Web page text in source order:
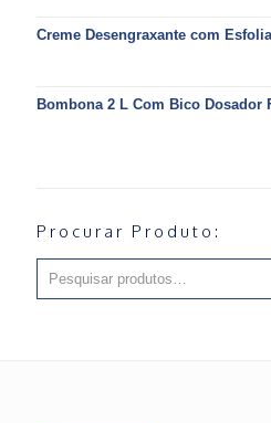
Creme Desengraxante com
Bombona 2 L Com Bico Dosador
Procurar Produto: